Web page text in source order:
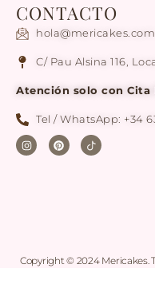
CONTACTO
hola@mericakes.com
C/ Pau Alsina 116,
Atención solo con Cita
Tel / WhatsApp: +34
Copyright © 2024 Mericakes.